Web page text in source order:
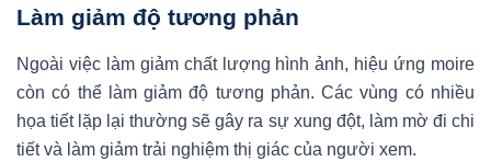
Làm giảm độ tương phản
Ngoài việc làm giảm chất lượng hình ảnh, hiệu ứng moire
còn có thể làm giảm độ tương phản. Các vùng có nhiều
họa tiết lặp lại thường sẽ gây ra sự xung đột, làm mờ đi chi
tiết và làm giảm trải nghiệm thị giác của người xem.